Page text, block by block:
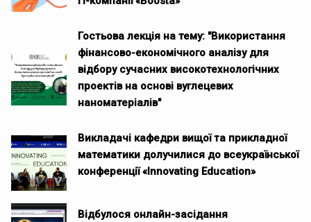
Гостьова лекція на тему: "Використання
фінансово-економічного аналізу для
відбору сучасних високотехнологічних
проектів на основі вуглецевих
наноматеріалів"
Викладачі кафедри вищої та прикладної
математики долучилися до всеукраїнської
конференції «Innovating Education»
Відбулося онлайн-засідання